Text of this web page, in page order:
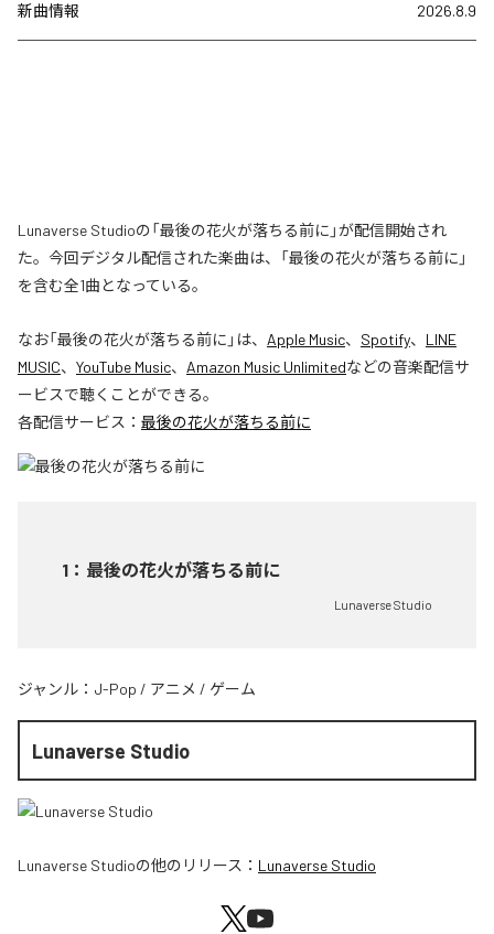
新曲情報 2026.8.9
Lunaverse Studioの「最後の花火が落ちる前に」が配信開始され
た。今回デジタル配信された楽曲は、「最後の花火が落ちる前に」
を含む全1曲となっている。
なお「最後の花火が落ちる前に 」は、 Apple Music、 Spotify、 LINE
MUSIC、 YouTube Music、 Amazon Music Unlimitedなどの音楽配信サ
ービスで聴くことができる。
各配信サービス： 最後の花火が落ちる前に
1 ： 最後の花火が落ちる前に
Lunaverse Studio
ジャンル： J-Pop / アニメ / ゲーム
Lunaverse Studio
Lunaverse Studioの他のリリース： Lunaverse Studio